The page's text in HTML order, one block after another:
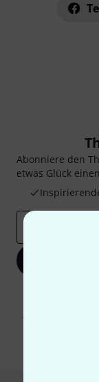
Abonniere den
etwas Glück
Mit Klick auf
Werbung und
Abmeldung ist